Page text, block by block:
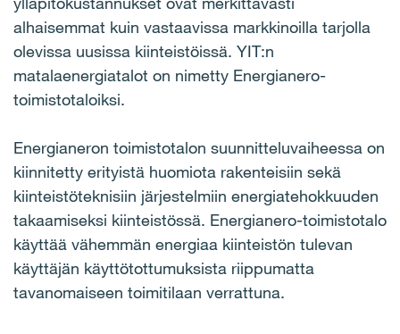
alhaisemmat kuin vastaavissa markkinoilla tarjolla
olevissa uusissa kiinteistöissä. YIT:n
matalaenergiatalot on nimetty Energianero-
toimistotaloiksi.
Energianeron toimistotalon suunnitteluvaiheessa on
kiinnitetty erityistä huomiota rakenteisiin sekä
kiinteistöteknisiin järjestelmiin energiatehokkuuden
takaamiseksi kiinteistössä. Energianero-toimistotalo
käyttää vähemmän energiaa kiinteistön tulevan
käyttäjän käyttötottumuksista riippumatta
tavanomaiseen toimitilaan verrattuna.